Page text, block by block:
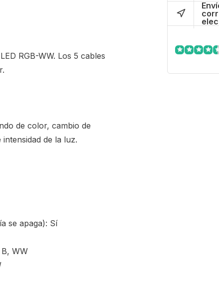
RGB-WW. Los 5 cables
de color, cambio de
de la luz.
se apaga): Sí
WW